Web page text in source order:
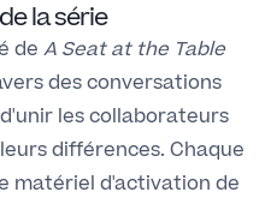
la série
de A Seat at the Table
des conversations
les collaborateurs
différences. Chaque
matériel d'activation de